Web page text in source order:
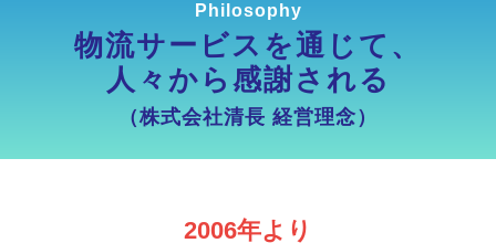
Philosophy
物流サービスを通じて、
人々から感謝される
（株式会社清長 経営理念）
2006年より